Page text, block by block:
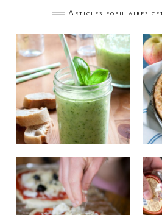
Articles populaires